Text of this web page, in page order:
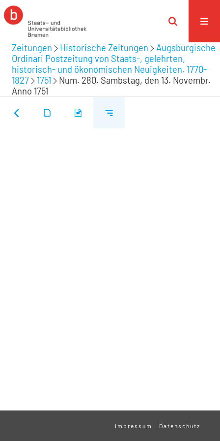
Zeitungen Historische Zeitungen
Augsburgische
Ordinari Postzeitung von Staats-, gelehrten,
historisch- und ökonomischen Neuigkeiten. 1770-
1827
1751
Num. 280. Sambstag, den 13. Novembr.
Anno 1751
Impressum Datenschutz